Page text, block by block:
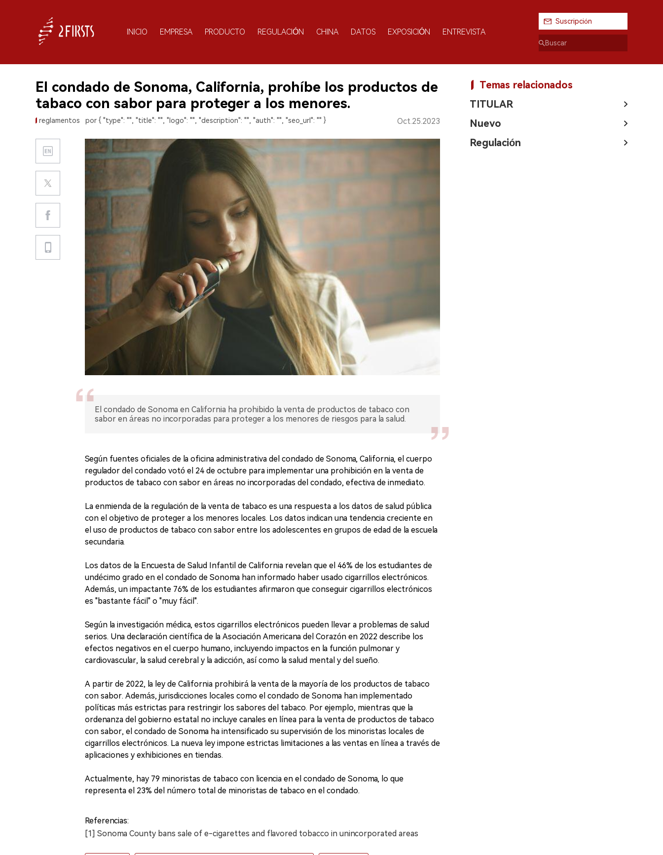
INICIO EMPRESA PRODUCTO REGULACIÓN CHINA DATOS EXPOSICIÓN ENTREVISTA
Suscripción
El condado de Sonoma, California, prohíbe los productos de
tabaco con sabor para proteger a los menores.
reglamentos por { "type": "", "title": "", "logo": "", "description": "", "auth": "", "seo_url": "" } Oct.25.2023
El condado de Sonoma en California ha prohibido la venta de productos de tabaco con
sabor en áreas no incorporadas para proteger a los menores de riesgos para la salud.
Según fuentes oficiales de la oficina administrativa del condado de Sonoma, California, el cuerpo
regulador del condado votó el 24 de octubre para implementar una prohibición en la venta de
productos de tabaco con sabor en áreas no incorporadas del condado, efectiva de inmediato.
La enmienda de la regulación de la venta de tabaco es una respuesta a los datos de salud pública
con el objetivo de proteger a los menores locales. Los datos indican una tendencia creciente en
el uso de productos de tabaco con sabor entre los adolescentes en grupos de edad de la escuela
secundaria.
Los datos de la Encuesta de Salud Infantil de California revelan que el 46% de los estudiantes de
undécimo grado en el condado de Sonoma han informado haber usado cigarrillos electrónicos.
Además, un impactante 76% de los estudiantes afirmaron que conseguir cigarrillos electrónicos
es "bastante fácil" o "muy fácil".
Según la investigación médica, estos cigarrillos electrónicos pueden llevar a problemas de salud
serios. Una declaración científica de la Asociación Americana del Corazón en 2022 describe los
efectos negativos en el cuerpo humano, incluyendo impactos en la función pulmonar y
cardiovascular, la salud cerebral y la adicción, así como la salud mental y del sueño.
A partir de 2022, la ley de California prohibirá la venta de la mayoría de los productos de tabaco
con sabor. Además, jurisdicciones locales como el condado de Sonoma han implementado
políticas más estrictas para restringir los sabores del tabaco. Por ejemplo, mientras que la
ordenanza del gobierno estatal no incluye canales en línea para la venta de productos de tabaco
con sabor, el condado de Sonoma ha intensificado su supervisión de los minoristas locales de
cigarrillos electrónicos. La nueva ley impone estrictas limitaciones a las ventas en línea a través de
aplicaciones y exhibiciones en tiendas.
Actualmente, hay 79 minoristas de tabaco con licencia en el condado de Sonoma, lo que
representa el 23% del número total de minoristas de tabaco en el condado.
Referencias:
[1] Sonoma County bans sale of e-cigarettes and flavored tobacco in unincorporated areas
Temas relacionados
TITULAR
Nuevo
Regulación